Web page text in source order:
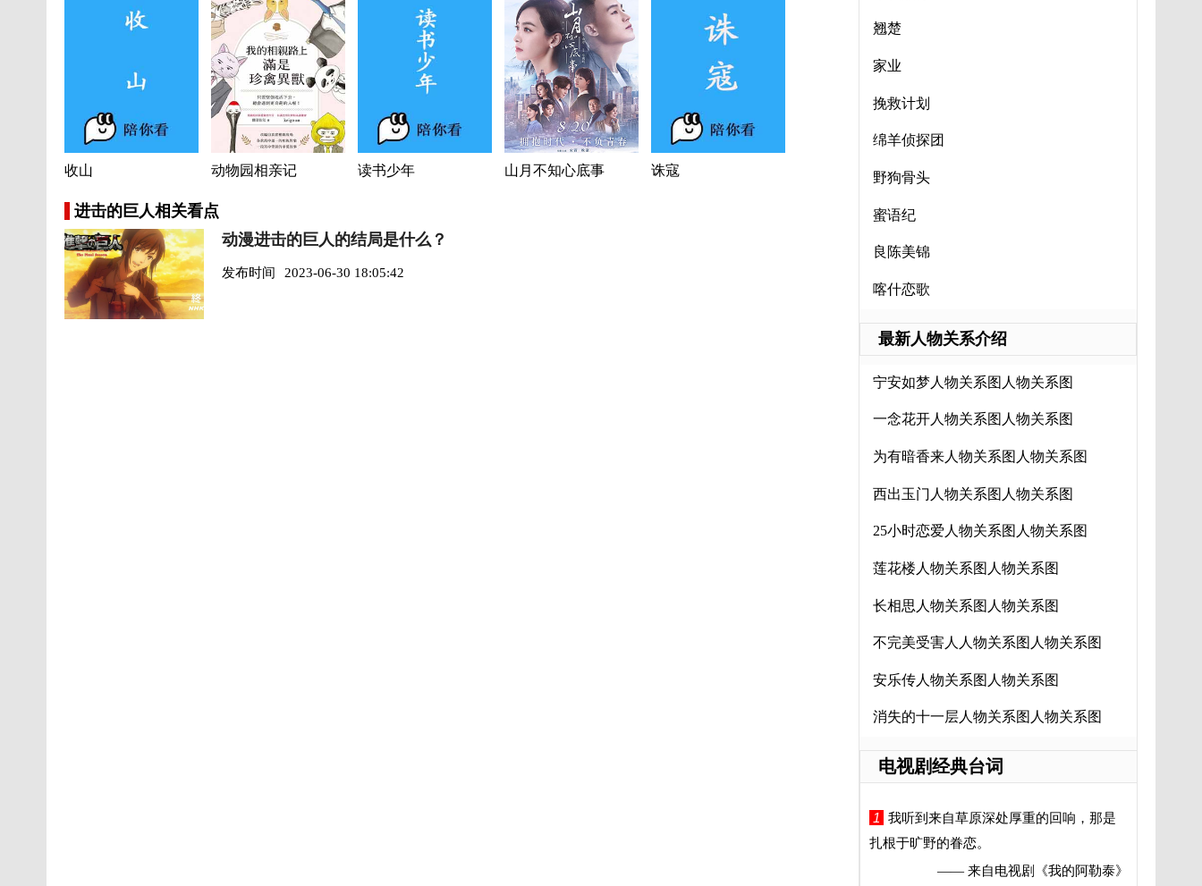
收山 动物园相亲记 读书少年 山月不知心底事 诛寇
进击的巨人相关看点
动漫进击的巨人的结局是什么？
发布时间 2023-06-30 18:05:42
翘楚
家业
挽救计划
绵羊侦探团
野狗骨头
蜜语纪
良陈美锦
喀什恋歌
最新人物关系介绍
宁安如梦人物关系图人物关系图
一念花开人物关系图人物关系图
为有暗香来人物关系图人物关系图
西出玉门人物关系图人物关系图
25小时恋爱人物关系图人物关系图
莲花楼人物关系图人物关系图
长相思人物关系图人物关系图
不完美受害人人物关系图人物关系图
安乐传人物关系图人物关系图
消失的十一层人物关系图人物关系图
电视剧经典台词
1
我听到来自草原深处厚重的回响，那是
扎根于旷野的眷恋。
—— 来自电视剧
《我的阿勒泰》